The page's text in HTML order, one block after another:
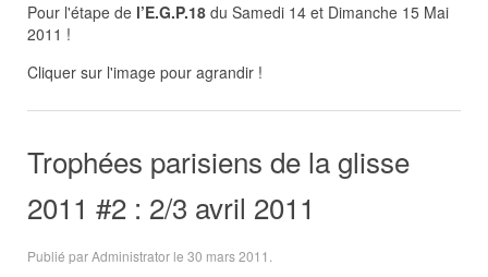
Pour l'étape de l’E.G.P.18 du Samedi 14 et Dimanche 15 Mai
2011 !
Cliquer sur l'image pour agrandir !
Trophées parisiens de la glisse
2011 #2 : 2/3 avril 2011
Publié par Administrator le 30 mars 2011